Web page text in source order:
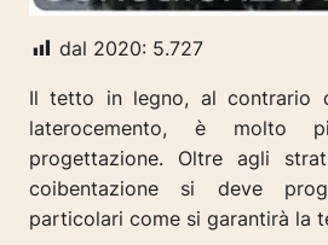
dal 2020: 5.727
Il tetto in legno, al contrario
laterocemento, è molto
progettazione. Oltre agli
coibentazione si deve
particolari come si garantirà la